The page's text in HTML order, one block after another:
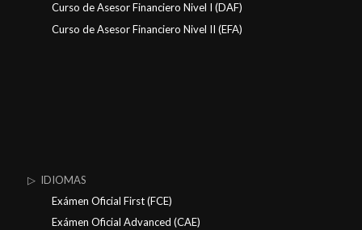
Curso de Asesor Financiero Nivel I (DAF)
Curso de Asesor Financiero Nivel II (EFA)
▷ IDIOMAS
Exámen Oficial First (FCE)
Exámen Oficial Advanced (CAE)